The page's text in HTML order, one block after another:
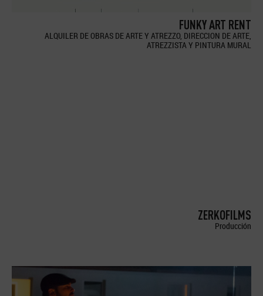
FUNKY ART RENT
ALQUILER DE OBRAS DE ARTE Y ATREZZO, DIRECCION DE ARTE,
ATREZZISTA Y PINTURA MURAL
ZERKOFILMS
Producción